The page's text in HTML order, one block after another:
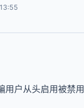
户从头启用被禁用